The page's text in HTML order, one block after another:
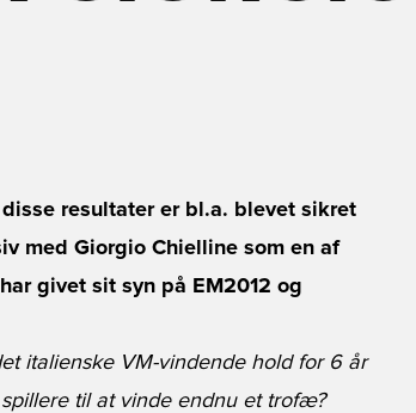
resultater er bl.a. blevet sikret
med Giorgio Chielline som en af
givet sit syn på EM2012 og
italienske VM-vindende hold for 6 år
til at vinde endnu et trofæ?